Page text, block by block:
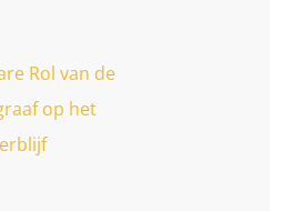
Rol van de
op het